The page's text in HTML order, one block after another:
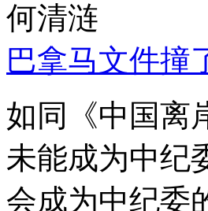
何清涟
巴拿马文件撞
如同《中国离
未能成为中纪
会成为中纪委